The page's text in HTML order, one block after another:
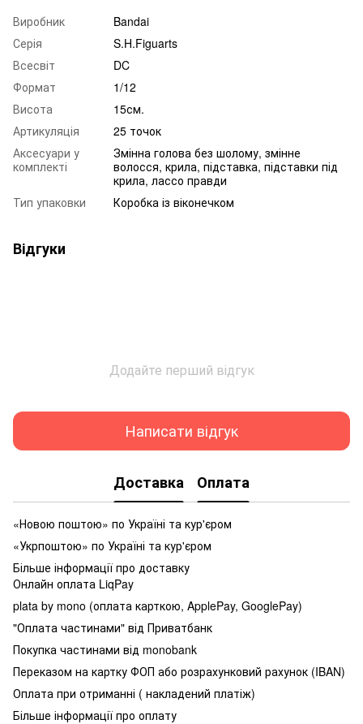
Виробник
Bandai
Серія
S.H.Figuarts
Всесвіт
DC
Формат
1/12
Висота
15см.
Артикуляція
25 точок
Аксесуари у
комплекті
Змінна голова без шолому, змінне
волосся, крила, підставка, підставки під
крила, лассо правди
Тип упаковки
Коробка із віконечком
Відгуки
Додайте перший відгук
Написати відгук
Доставка Оплата
«Новою поштою» по Україні та кур'єром
«Укрпоштою» по Україні та кур'єром
Більше інформації про доставку
Онлайн оплата LiqPay
plata by mono (оплата карткою, ApplePay, GooglePay)
"Оплата частинами" від Приватбанк
Покупка частинами від monobank
Переказом на картку ФОП або розрахунковий рахунок (IBAN)
Оплата при отриманні ( накладений платіж)
Більше інформації про оплату